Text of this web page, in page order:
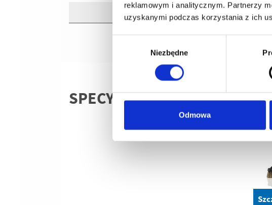
reklamowym i analitycznym. Partnerzy
uzyskanymi podczas korzystania z ich
Niezbędne
Odmowa
SPECYFIKACJE TECHNICZNE